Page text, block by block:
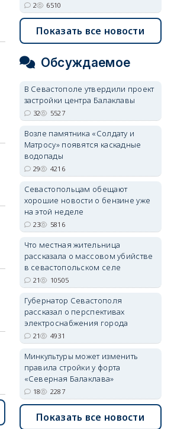
2 6510
Показать все новости
Обсуждаемое
В Севастополе утвердили проект
застройки центра Балаклавы
32 5527
Возле памятника «Солдату и
Матросу» появятся каскадные
водопады
29 4216
Севастопольцам обещают
хорошие новости о бензине уже
на этой неделе
23 5816
Что местная жительница
рассказала о массовом убийстве
в севастопольском селе
21 10505
Губернатор Севастополя
рассказал о перспективах
электроснабжения города
21 4931
Минкультуры может изменить
правила стройки у форта
«Северная Балаклава»
18 2287
Показать все новости